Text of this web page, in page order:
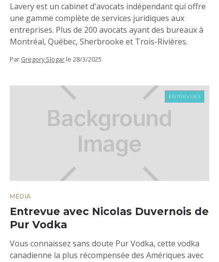
Lavery est un cabinet d'avocats indépendant qui offre
une gamme complète de services juridiques aux
entreprises. Plus de 200 avocats ayant des bureaux à
Montréal, Québec, Sherbrooke et Trois-Rivières.
Par Gregory Slogar le 28/3/2025
ENTREVUES
MÉDIA
Entrevue avec Nicolas Duvernois de
Pur Vodka
Vous connaissez sans doute Pur Vodka, cette vodka
canadienne la plus récompensée des Amériques avec